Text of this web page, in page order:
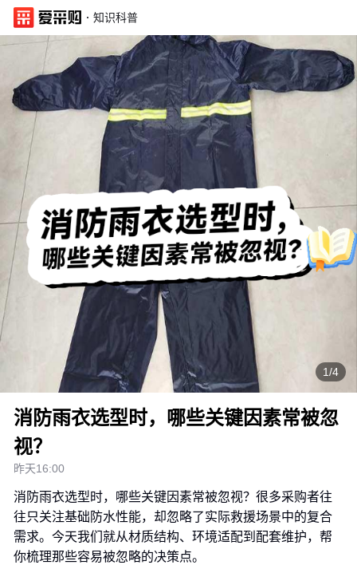
· 知识科普
1/4
消防雨衣选型时，哪些关键因素常被忽
视？
昨天16:00
消防雨衣选型时，哪些关键因素常被忽视？很多采购者往
往只关注基础防水性能，却忽略了实际救援场景中的复合
需求。今天我们就从材质结构、环境适配到配套维护，帮
你梳理那些容易被忽略的决策点。